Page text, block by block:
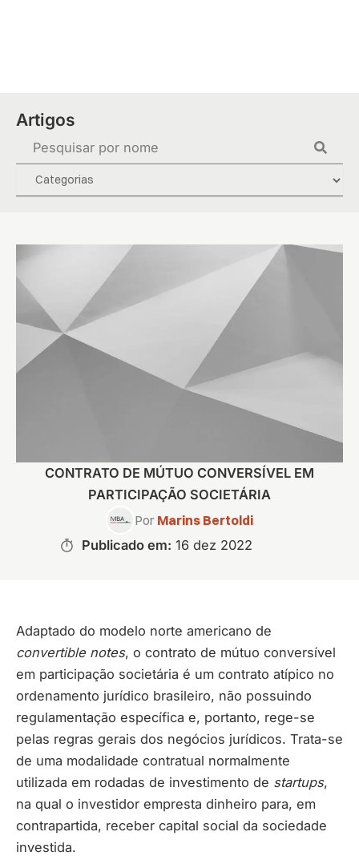
Artigos
CONTRATO DE MÚTUO CONVERSÍVEL EM
PARTICIPAÇÃO SOCIETÁRIA
Por Marins Bertoldi
Publicado em: 16 dez 2022
Adaptado do modelo norte americano de
convertible notes, o contrato de mútuo conversível
em participação societária é um contrato atípico no
ordenamento jurídico brasileiro, não possuindo
regulamentação específica e, portanto, rege-se
pelas regras gerais dos negócios jurídicos. Trata-se
de uma modalidade contratual normalmente
utilizada em rodadas de investimento de startups,
na qual o investidor empresta dinheiro para, em
contrapartida, receber capital social da sociedade
investida.